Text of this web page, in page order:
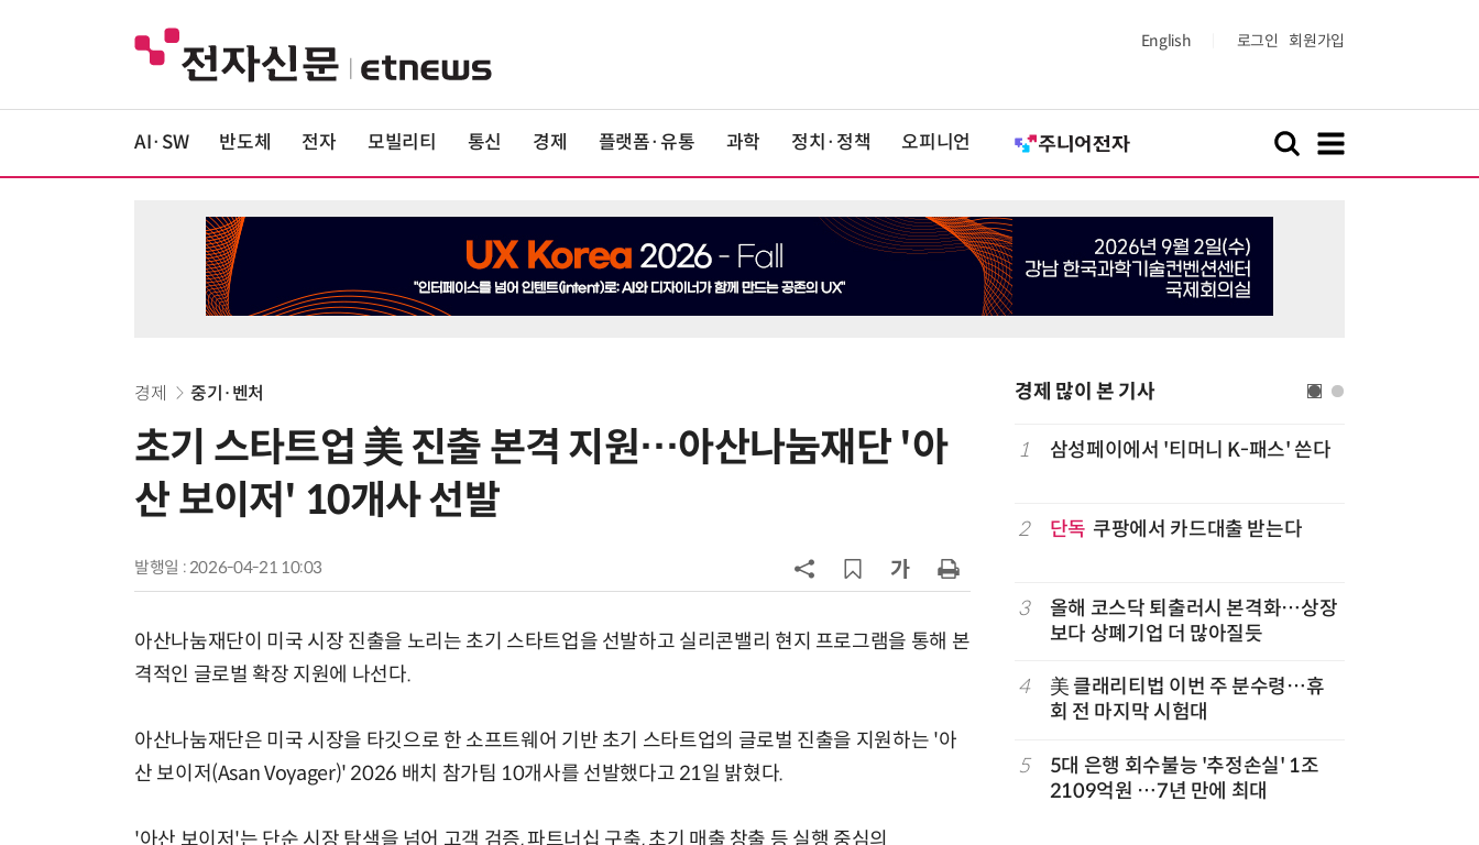
English 로그인 회원가입
AI·SW 반도체 전자 모빌리티 통신 경제 플랫폼·유통 과학 정치·정책 오피니언
경제 중기·벤처
초기 스타트업 美 진출 본격 지원…아산나눔재단 '아
산 보이저' 10개사 선발
발행일 : 2026-04-21 10:03
아산나눔재단이 미국 시장 진출을 노리는 초기 스타트업을 선발하고 실리콘밸리 현지 프로그램을 통해 본
격적인 글로벌 확장 지원에 나선다.
아산나눔재단은 미국 시장을 타깃으로 한 소프트웨어 기반 초기 스타트업의 글로벌 진출을 지원하는 '아
산 보이저(Asan Voyager)' 2026 배치 참가팀 10개사를 선발했다고 21일 밝혔다.
'아산 보이저'는 단순 시장 탐색을 넘어 고객 검증, 파트너십 구축, 초기 매출 창출 등 실행 중심의
경제 많이 본 기사
6 단독 보험 소비자 개인정보 유출 막
서 TV·모니터 '大戰'
테크…AI 연금운용 경쟁 본격화
10 코스피 급등에 매수 사이드카 발동
1 삼성페이에서 '티머니 K-패스' 쓴다
2 단독 쿠팡에서 카드대출 받는다
3
올해 코스닥 퇴출러시 본격화…상장
보다 상폐기업 더 많아질듯
4
美 클래리티법 이번 주 분수령…휴
회 전 마지막 시험대
5
5대 은행 회수불능 '추정손실' 1조
2109억원 …7년 만에 최대